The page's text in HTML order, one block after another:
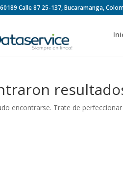
Calle 87 25-137, Bucaramanga,
encontrarse. Trate de